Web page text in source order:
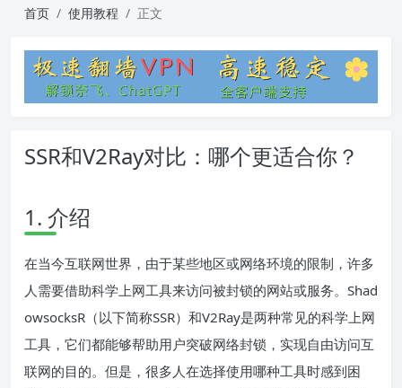
首页 使用教程 正文
SSR和V2Ray对比：哪个更适合你？
1. 介绍
在当今互联网世界，由于某些地区或网络环境的限制，许多
人需要借助科学上网工具来访问被封锁的网站或服务。Shad
owsocksR（以下简称SSR）和V2Ray是两种常见的科学上网
工具，它们都能够帮助用户突破网络封锁，实现自由访问互
联网的目的。但是，很多人在选择使用哪种工具时感到困